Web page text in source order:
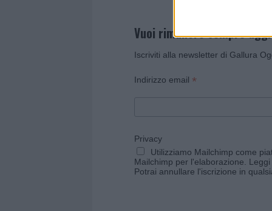
Vuoi rimanere sempre
Iscriviti alla newsletter di Gallura
Indirizzo email *
Privacy
Utilizziamo Mailchimp come
Mailchimp per l'elaborazione.
Potrai annullare l'iscrizione in